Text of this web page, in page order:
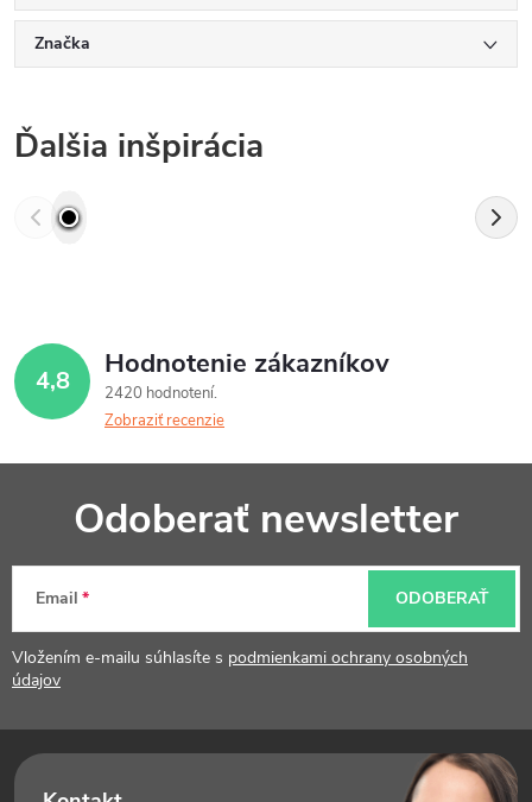
Značka
Ďalšia inšpirácia
4,8 Hodnotenie zákazníkov
2420 hodnotení
Zobraziť recenzie
p
ä
i
e
Odoberať newsletter
Email
Vložením e-mailu súhlasíte s podmienkami ochrany osobných
údajov
ODOBERAŤ